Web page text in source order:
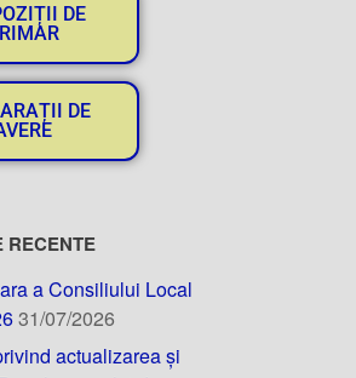
DE
DE
RECENTE
a Consiliului Local
31/07/2026
actualizarea și